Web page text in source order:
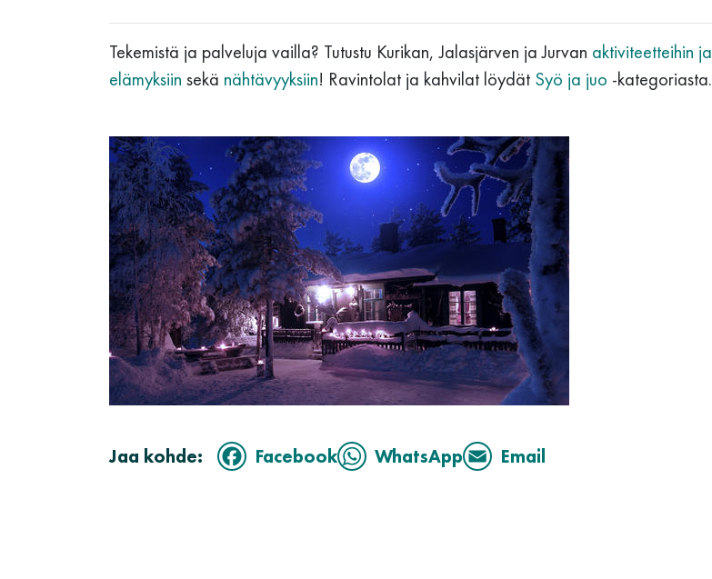
Tekemistä ja palveluja vailla? Tutustu Kurikan, Jalasjärven ja Jurvan aktiviteetteihin ja
elämyksiin sekä nähtävyyksiin! Ravintolat ja kahvilat löydät Syö ja juo -kategoriasta.
Jaa kohde: Facebook WhatsApp Email